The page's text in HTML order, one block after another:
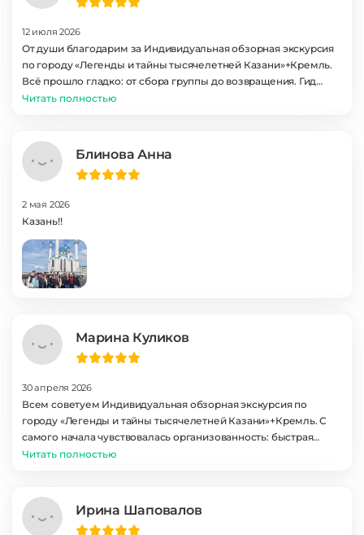
12 июля 2026
От души благодарим за Индивидуальная обзорная экскурсия
по городу «Легенды и тайны тысячелетней Казани»+Кремль.
Всё прошло гладко: от сбора группы до возвращения. Гид
знает историю досконально, отвечает живо и с юмором.
Читать полностью
Блинова Анна
2 мая 2026
Казань!!
Марина Куликов
30 апреля 2026
Всем советуем Индивидуальная обзорная экскурсия по
городу «Легенды и тайны тысячелетней Казани»+Кремль. С
самого начала чувствовалась организованность: быстрая
посадка, чёткие инструкции, доброжелательный гид. Дорога
Читать полностью
Ирина Шаповалов